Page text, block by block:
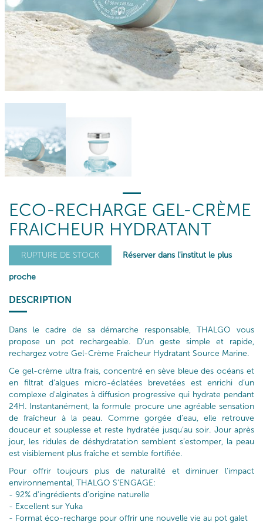
ECO-RECHARGE GEL-CRÈME
FRAICHEUR HYDRATANT
RUPTURE DE STOCK Réserver dans l'institut le plus
proche
DESCRIPTION
Dans le cadre de sa démarche responsable, THALGO vous
propose un pot rechargeable. D’un geste simple et rapide,
rechargez votre Gel-Crème Fraîcheur Hydratant Source Marine.
Ce gel-crème ultra frais, concentré en sève bleue des océans et
en filtrat d’algues micro-éclatées brevetées est enrichi d’un
complexe d'alginates à diffusion progressive qui hydrate pendant
24H. Instantanément, la formule procure une agréable sensation
de fraîcheur à la peau. Comme gorgée d’eau, elle retrouve
douceur et souplesse et reste hydratée jusqu’au soir. Jour après
jour, les ridules de déshydratation semblent s’estomper, la peau
est visiblement plus fraîche et semble fortifiée.
Pour offrir toujours plus de naturalité et diminuer l’impact
environnemental, THALGO S’ENGAGE:
- 92% d'ingrédients d'origine naturelle
- Excellent sur Yuka
- Format éco-recharge pour offrir une nouvelle vie au pot galet